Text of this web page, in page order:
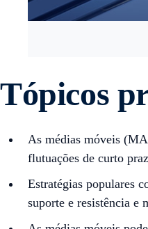
Tópicos
As médias móveis
flutuações de curto
Estratégias populares
suporte e resistência e